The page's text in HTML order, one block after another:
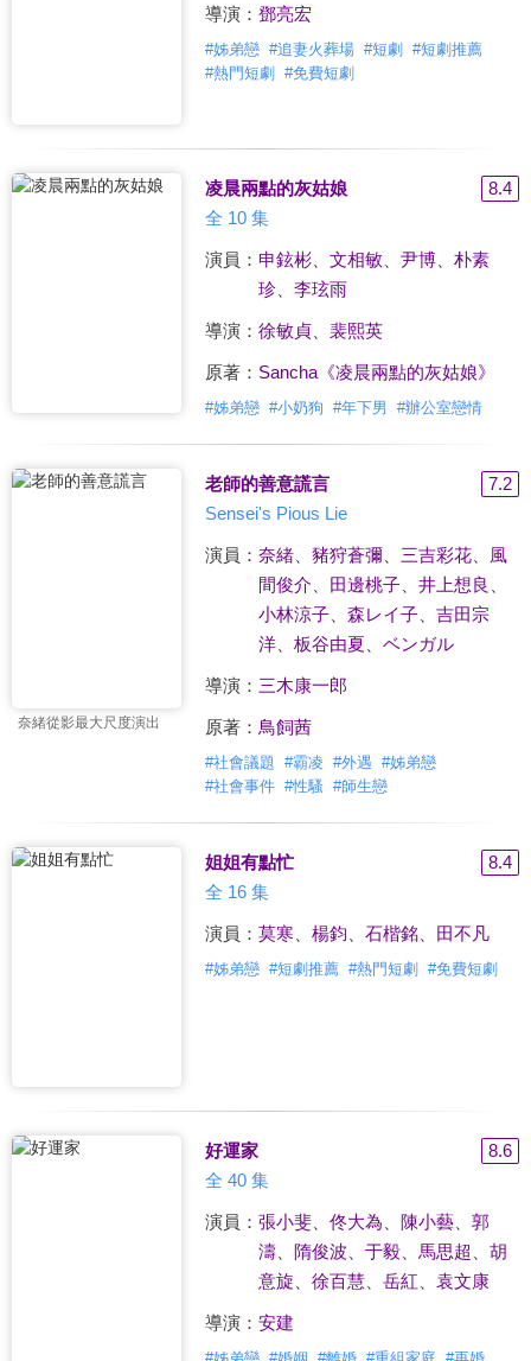
導演： 鄧亮宏
#姊弟戀 #追妻火葬場 #短劇 #短劇推薦
#熱門短劇 #免費短劇
凌晨兩點的灰姑娘
8.4
全 10 集
演員： 申鉉彬、 文相敏、 尹博、 朴素
珍、 李玹雨
導演： 徐敏貞、 裴熙英
原著： Sancha《凌晨兩點的灰姑娘》
#姊弟戀 #小奶狗 #年下男 #辦公室戀情
奈緒從影最大尺度演出
老師的善意謊言
7.2
Sensei's Pious Lie
演員： 奈緒、 豬狩蒼彌、 三吉彩花、
風
間俊介
田邊桃子、 井上想良
小林涼子、 森レイ子、 吉田宗
洋、 板谷由夏 ベンガル
導演： 三木康一郎
原著： 鳥飼茜
#社會議題 #霸凌 #外遇 #姊弟戀
#社會事件 #性騷 #師生戀
姐姐有點忙
8.4
全 16 集
演員： 莫寒 楊鈞 石楷銘、 田不凡
#姊弟戀 #短劇推薦 #熱門短劇 #免費短劇
好運家
8.6
全 40 集
演員： 張小斐、 佟大為 陳小藝、 郭
濤、 隋俊波 于毅、 馬思超
胡
意旋
徐百慧、 岳紅 袁文康
導演： 安建